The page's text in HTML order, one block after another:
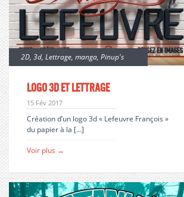
2D, 3d, Lettrage, manga, Pinup's
Logo 3d et lettrage
15 Fév 2017
Création d’un logo 3d « Lefeuvre François »
du papier à la […]
Voir plus →